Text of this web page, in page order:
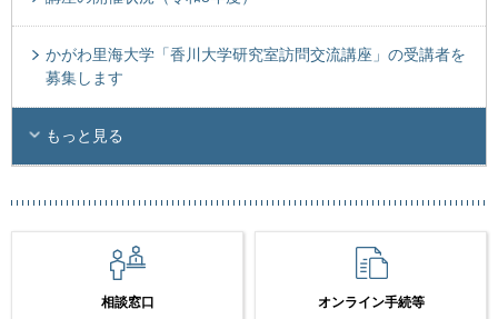
かがわ里海大学「香川大学研究室訪問交流講座」の受講者を
募集します
もっと見る
相談窓口 オンライン手続等